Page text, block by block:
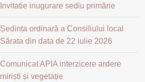
Invitatie inugurare sediu primărie
Ședința ordinară a Consiliului local
Sărata din data de 22 iulie 2026
Comunicat APIA interzicere ardere
miriști și vegetație